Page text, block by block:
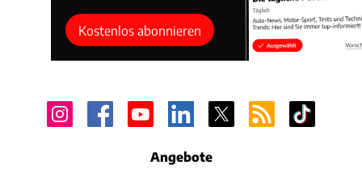
Kostenlos abonnieren
Angebote